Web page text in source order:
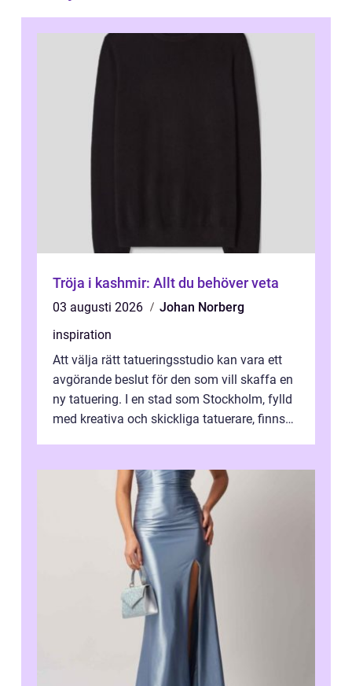
Tröja i kashmir: Allt du behöver veta
03 augusti 2026
Johan Norberg
inspiration
Att välja rätt tatueringsstudio kan vara ett
avgörande beslut för den som vill skaffa en
ny tatuering. I en stad som Stockholm, fylld
med kreativa och skickliga tatuerare, finns